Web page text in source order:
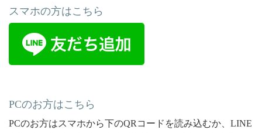
スマホの方はこちら
PCのお方はこちら
PCのお方はスマホから下のQRコードを読み込むか、LINE